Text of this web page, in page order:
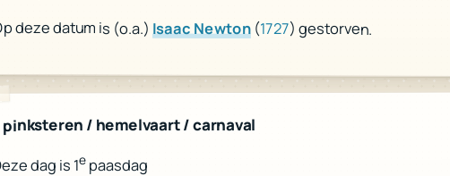
deze datum is (o.a.) Isaac Newton(1727) gestorven.
pinksteren / hemelvaart / carnaval
dag is 1epaasdag